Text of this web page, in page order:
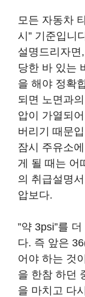
모든 자동차
시” 기준입니
설명드리자
당한 바 있는
을 해야 정확
되면 노면과
압이 가열되
버리기 때문
잠시 주유소
게 될 때는 어
의 취급설명
압보다.
”약 3psi”를
다. 즉 앞은
어야 하는 것
을 한참 하던
을 마치고 다